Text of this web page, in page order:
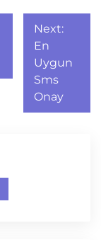
Next:
En
Uygun
Sms
Onay